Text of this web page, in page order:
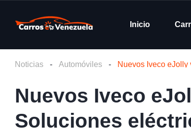
Inicio
Noticias - Automóviles - Nuevos Iveco
Nuevos Iveco
Soluciones